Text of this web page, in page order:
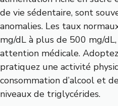
de vie sédentaire, sont
anomalies. Les taux
mg/dL à plus de 500 mg/
attention médicale.
pratiquez une activité
consommation d’alcool et
niveaux de triglycérides.